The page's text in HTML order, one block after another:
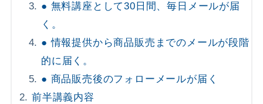
● 無料講座として30日間、毎日メールが届
く。
● 情報提供から商品販売までのメールが段階
的に届く。
● 商品販売後のフォローメールが届く
前半講義内容